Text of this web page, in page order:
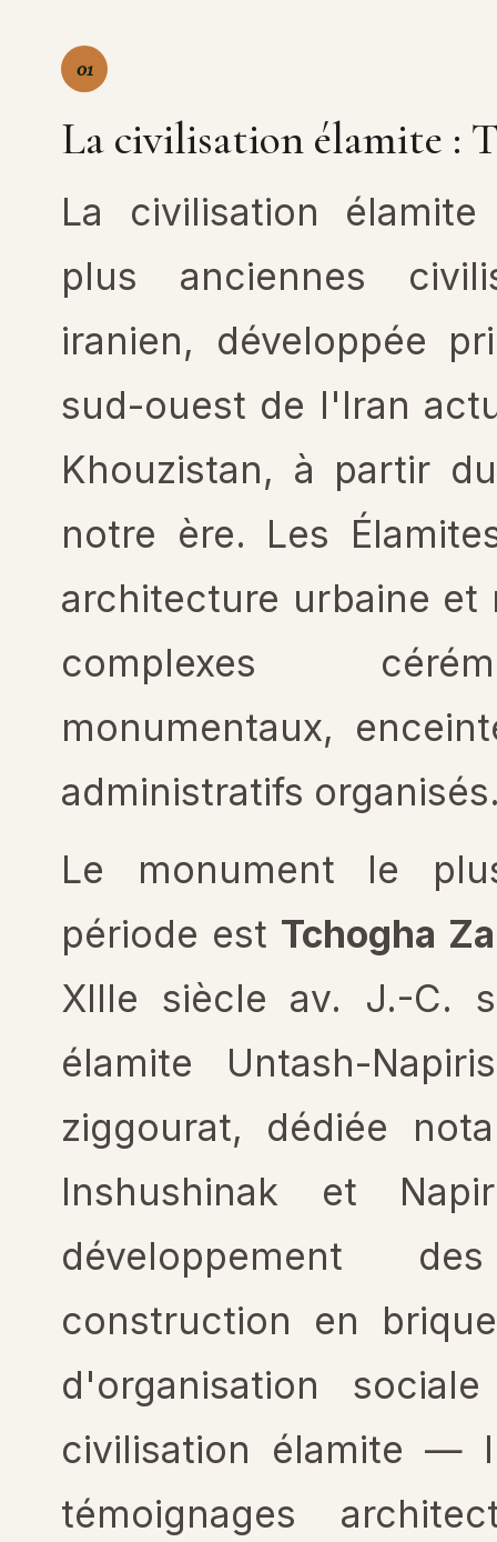
01
La civilisation élamite :
La civilisation
plus anciennes
iranien, développée
sud-ouest de l'Iran
Khouzistan, à partir
notre ère. Les
architecture urbaine
complexes
monumentaux,
administratifs
Le monument le
période est Tchogha
XIIIe siècle av. J.-C.
élamite Untash-
ziggourat, dédiée
Inshushinak et
développement
construction en
d'organisation
civilisation élamite —
témoignages